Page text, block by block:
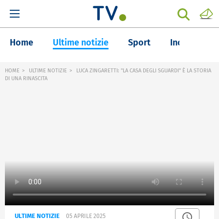
Home Ultime notizie Sport Inchieste
HOME ULTIME NOTIZIE
LUCA ZINGARETTI: "LA CASA DEGLI SGUARDI" È LA STORIA
DI UNA RINASCITA
ULTIME NOTIZIE 05 APRILE 2025